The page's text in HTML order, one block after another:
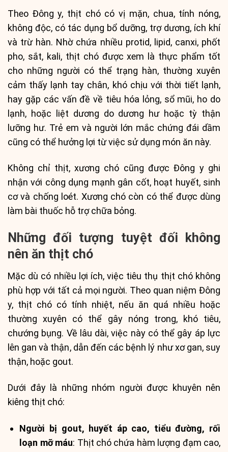
Theo Đông y, thịt chó có vị mặn, chua, tính nóng,
không độc, có tác dụng bổ dưỡng, trợ dương, ích khí
và trừ hàn. Nhờ chứa nhiều protid, lipid, canxi, phốt
pho, sắt, kali, thịt chó được xem là thực phẩm tốt
cho những người có thể trạng hàn, thường xuyên
cảm thấy lạnh tay chân, khó chịu với thời tiết lạnh,
hay gặp các vấn đề về tiêu hóa lỏng, sổ mũi, ho do
lạnh, hoặc liệt dương do dương hư hoặc tỳ thận
lưỡng hư. Trẻ em và người lớn mắc chứng đái dầm
cũng có thể hưởng lợi từ việc sử dụng món ăn này.
Không chỉ thịt, xương chó cũng được Đông y ghi
nhận với công dụng mạnh gân cốt, hoạt huyết, sinh
cơ và chống loét. Xương chó còn có thể được dùng
làm bài thuốc hỗ trợ chữa bỏng.
Những đối tượng tuyệt đối không
nên ăn thịt chó
Mặc dù có nhiều lợi ích, việc tiêu thụ thịt chó không
phù hợp với tất cả mọi người. Theo quan niệm Đông
y, thịt chó có tính nhiệt, nếu ăn quá nhiều hoặc
thường xuyên có thể gây nóng trong, khó tiêu,
chướng bụng. Về lâu dài, việc này có thể gây áp lực
lên gan và thận, dẫn đến các bệnh lý như xơ gan, suy
thận, hoặc gout.
Dưới đây là những nhóm người được khuyên nên
kiêng thịt chó:
Người bị gout, huyết áp cao, tiểu đường, rối
loạn mỡ máu: Thịt chó chứa hàm lượng đạm cao,